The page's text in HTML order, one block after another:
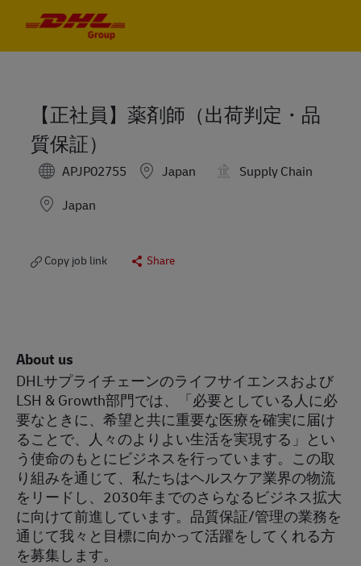
【正社員】薬剤師（出荷判定・品
質保証）
APJP02755 Japan
Supply Chain
Location
Japan
Copy job link Share
About us
DHLサプライチェーンのライフサイエンスおよび
LSH & Growth部門では、「必要としている人に必
要なときに、希望と共に重要な医療を確実に届け
ることで、人々のよりよい生活を実現する」とい
う使命のもとにビジネスを行っています。この取
り組みを通じて、私たちはヘルスケア業界の物流
をリードし、2030年までのさらなるビジネス拡大
に向けて前進しています。品質保証/管理の業務を
通じて我々と目標に向かって活躍をしてくれる方
を募集します。